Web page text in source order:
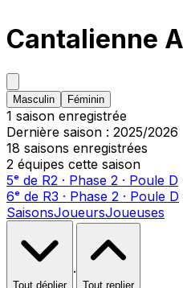
Cantalienne
Masculin Féminin
1 saison enregistrée
Dernière saison : 2025/2026
18 saisons enregistrées
2 équipes cette saison
5ᵉ de R2 · Phase 2 · Poule D
6ᵉ de R3 · Phase 2 · Poule D
SaisonsJoueursJoueuses
Tout déplier
·
Tout replier